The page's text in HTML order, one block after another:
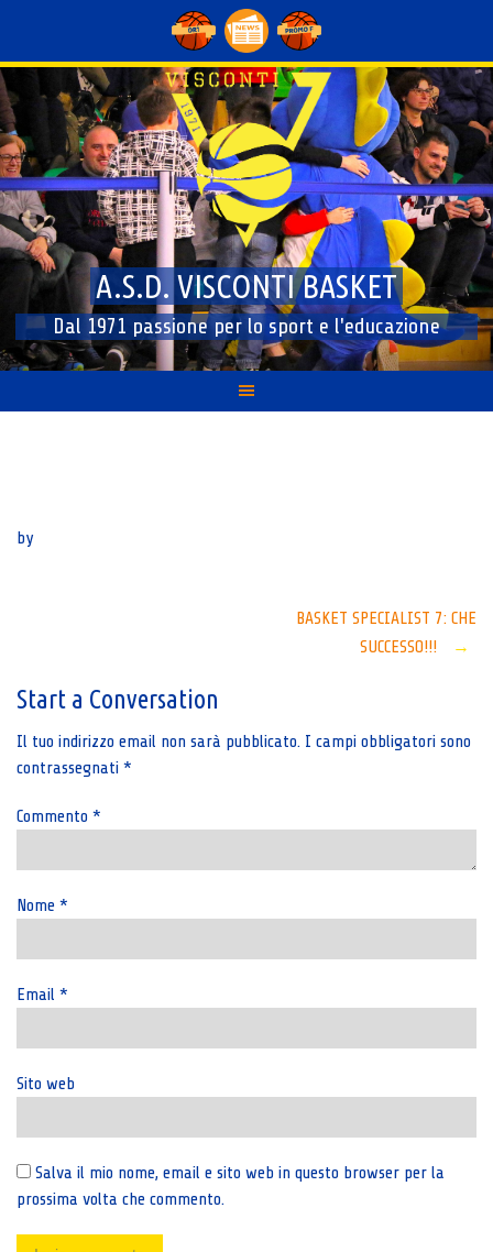
content
A.S.D. VISCONTI BASKET
Dal 1971 passione per lo sport e l'educazione
by
BASKET SPECIALIST 7: CHE
SUCCESSO!!!
→
Start a Conversation
Il tuo indirizzo email non sarà pubblicato. I campi obbligatori sono
contrassegnati *
Commento *
Nome *
Email *
Sito web
Salva il mio nome, email e sito web in questo browser per la
prossima volta che commento.